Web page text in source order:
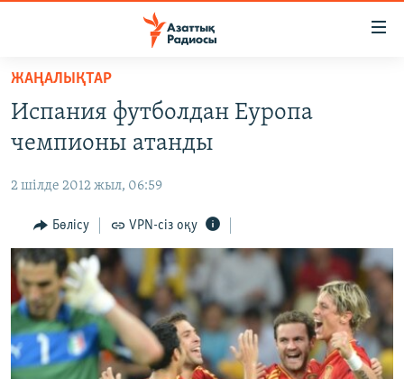
Skip
main
content
to
Navigation
Skip
to
Search
ҚАҢТАР ОҚИҒАСЫ
АДАМ ҚҰҚЫҚТАРЫ
ӘЛЕУМЕТ
ӘЛЕМ
АРНАЙЫ ЖОБАЛАР
Русский
ЖАҢАЛЫҚТАР
Испания футболдан Еуропа
чемпионы атанды
2 шілде 2012 жыл, 06:59
Бөлісу VPN-сіз оқу